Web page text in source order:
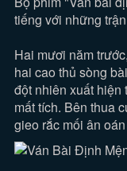
tiếng với những
Hai mươi năm
hai cao thủ sòng
đột nhiên xuất hiện
mất tích. Bên thua
gieo rắc mối ân